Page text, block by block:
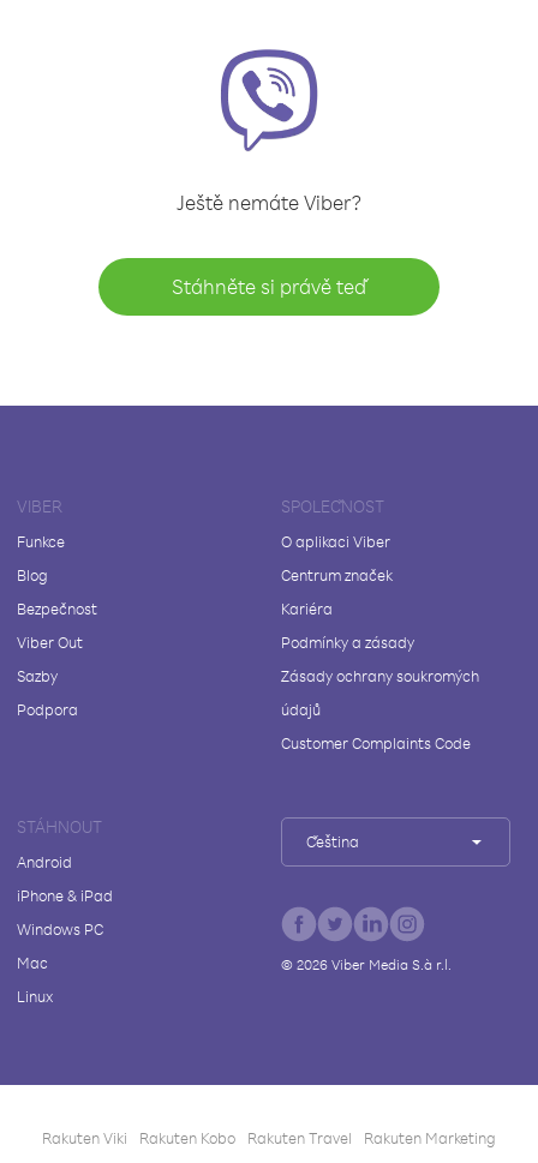
Ještě nemáte Viber?
Stáhněte si právě teď
VIBER
Funkce
Blog
Bezpečnost
Viber Out
Sazby
Podpora
SPOLEČNOST
O aplikaci Viber
Centrum značek
Kariéra
Podmínky a zásady
Zásady ochrany soukromých
údajů
Customer Complaints Code
STÁHNOUT
Android
iPhone & iPad
Windows PC
Mac
Linux
Čeština
© 2026Viber Media S.à r.l.
Rakuten Viki Rakuten Kobo Rakuten Travel Rakuten Marketing